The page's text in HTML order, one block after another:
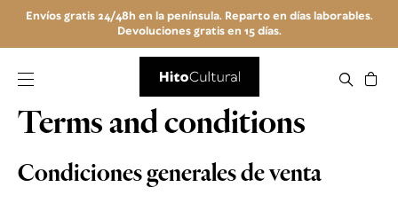
Envíos gratis 24/48h en la península. Reparto en días laborables.
Devoluciones gratis en 15 días.
Terms and conditions
Condiciones generales de venta